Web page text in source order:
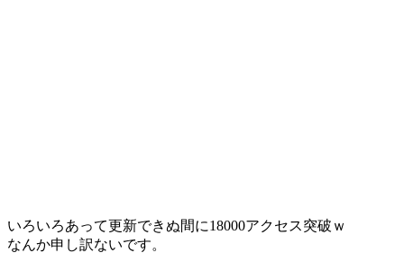
いろいろあって更新できぬ間に18000アクセス突破ｗ
なんか申し訳ないです。